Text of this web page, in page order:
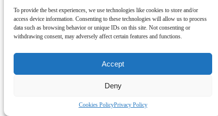
To provide the best experiences, we use technologies like cookies to store and/or
access device information. Consenting to these technologies will allow us to process
data such as browsing behavior or unique IDs on this site. Not consenting or
withdrawing consent, may adversely affect certain features and functions.
Accept
Deny
Cookies PolicyPrivacy Policy
ธุรกิจ/ประกัน/การเงิน
บันเทิง/กีฬา
ภาครัฐ/ราชการ
ยานยนต์
โรงแรม/ท่องเที่ยว/อาหาร
Tag Clouds